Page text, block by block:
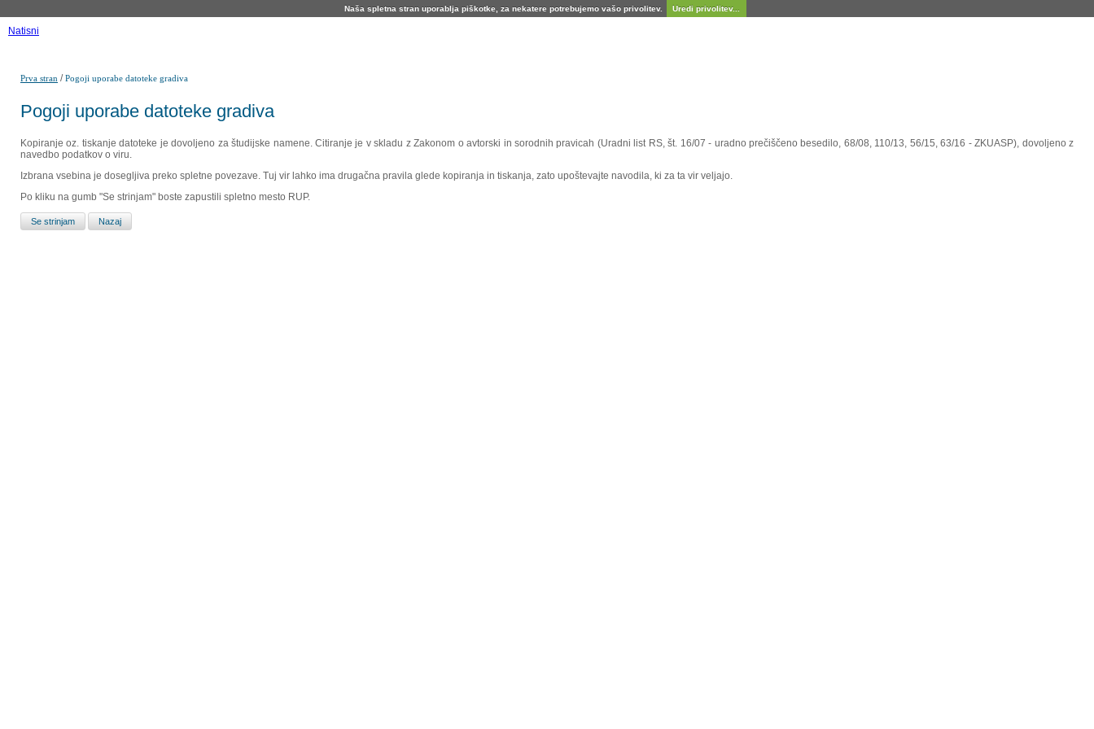
Naša spletna stran uporablja piškotke, za nekatere potrebujemo vašo privolitev. Uredi privolitev...
Natisni
Prva stran /Pogoji uporabe datoteke gradiva
Pogoji uporabe datoteke gradiva
Kopiranje oz. tiskanje datoteke je dovoljeno za študijske namene. Citiranje je v skladu z Zakonom o avtorski in sorodnih pravicah (Uradni list RS, št. 16/07 - uradno prečiščeno besedilo, 68/08, 110/13, 56/15, 63/16 - ZKUASP), dovoljeno z
navedbo podatkov o viru.
Izbrana vsebina je dosegljiva preko spletne povezave. Tuj vir lahko ima drugačna pravila glede kopiranja in tiskanja, zato upoštevajte navodila, ki za ta vir veljajo.
Po kliku na gumb "Se strinjam" boste zapustili spletno mesto RUP.